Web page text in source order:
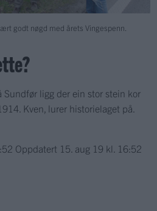
godt nøgd med årets Vingespenn.
Sundfør ligg der ein stor stein kor
Kven, lurer historielaget på.
Oppdatert 15. aug 19 kl. 16:52